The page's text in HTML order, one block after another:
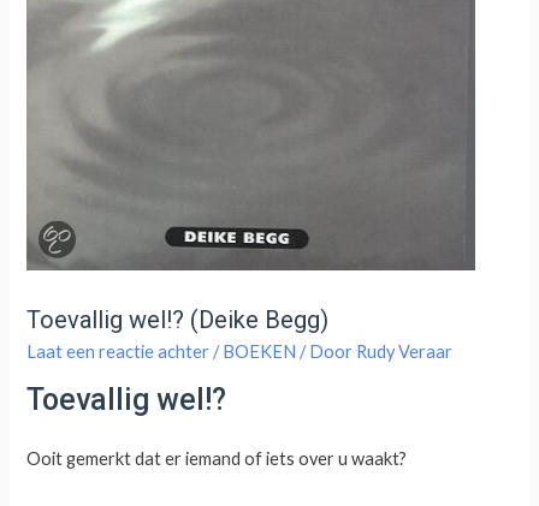
Toevallig wel!? (Deike Begg)
Laat een reactie achter /BOEKEN / Door Rudy Veraar
Toevallig wel!?
Ooit gemerkt dat er iemand of iets over u waakt?